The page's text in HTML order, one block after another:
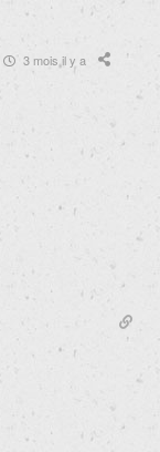
3 mois il y a